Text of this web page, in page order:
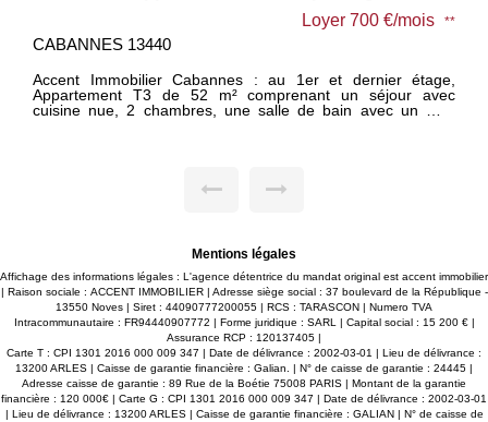
Loyer 700 €/mois
**
CABANNES 13440
Accent Immobilier Cabannes : au 1er et dernier étage,
Appartement T3 de 52 m² comprenant un séjour avec
cuisine nue, 2 chambres, une salle de bain avec un WC.
Mentions légales
Affichage des informations légales : L'agence détentrice du mandat original est accent immobilier
| Raison sociale : ACCENT IMMOBILIER | Adresse siège social : 37 boulevard de la République -
13550 Noves | Siret : 44090777200055 | RCS : TARASCON | Numero TVA
Intracommunautaire : FR94440907772 | Forme juridique : SARL | Capital social : 15 200 € |
Assurance RCP : 120137405 |
Carte T : CPI 1301 2016 000 009 347 | Date de délivrance : 2002-03-01 | Lieu de délivrance :
13200 ARLES | Caisse de garantie financière : Galian. | N° de caisse de garantie : 24445 |
Adresse caisse de garantie : 89 Rue de la Boétie 75008 PARIS | Montant de la garantie
financière : 120 000€ | Carte G : CPI 1301 2016 000 009 347 | Date de délivrance : 2002-03-01
| Lieu de délivrance : 13200 ARLES | Caisse de garantie financière : GALIAN | N° de caisse de